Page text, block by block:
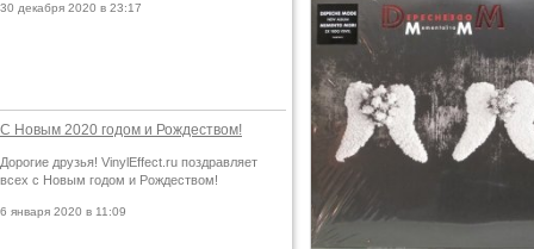
30 декабря 2020 в 23:17
С Новым 2020 годом и Рождеством!
Дорогие друзья! VinylEffect.ru поздравляет
всех с Новым годом и Рождеством!
6 января 2020 в 11:09